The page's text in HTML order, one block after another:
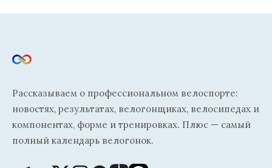
Рассказываем о профессиональном велоспорте:
новостях, результатах, велогонщиках, велосипедах и
компонентах, форме и тренировках. Плюс — самый
полный календарь велогонок.